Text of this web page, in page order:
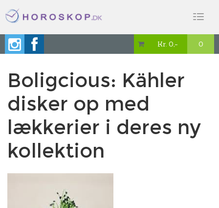
 Kr. 0,- 0
Boligcious: Kähler
disker op med
lækkerier i deres ny
kollektion